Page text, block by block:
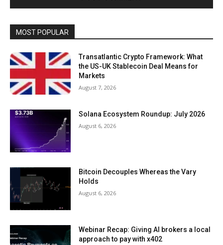
MOST POPULAR
Transatlantic Crypto Framework: What
the US-UK Stablecoin Deal Means for
Markets
August 7, 2026
Solana Ecosystem Roundup: July 2026
August 6, 2026
Bitcoin Decouples Whereas the Vary
Holds
August 6, 2026
Webinar Recap: Giving AI brokers a local
approach to pay with x402